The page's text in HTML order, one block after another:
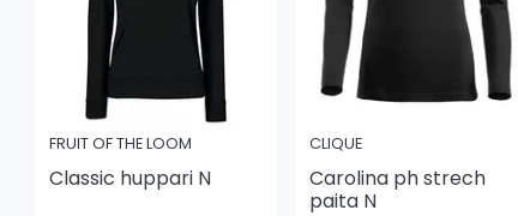
FRUIT OF THE LOOM
Classic huppari N
CLIQUE
Carolina ph strech
paita N